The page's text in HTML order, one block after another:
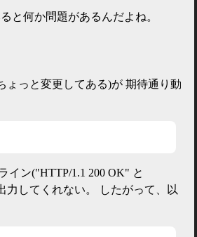
と何か問題があるんだよね。
ょっと変更してある)が 期待通り動
イン("HTTP/1.1 200 OK" と
力してくれない。 したがって、以